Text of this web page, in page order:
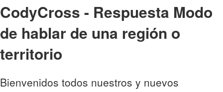
CodyCross - Respuesta Modo
de hablar de una región o
territorio
Bienvenidos todos nuestros y nuevos